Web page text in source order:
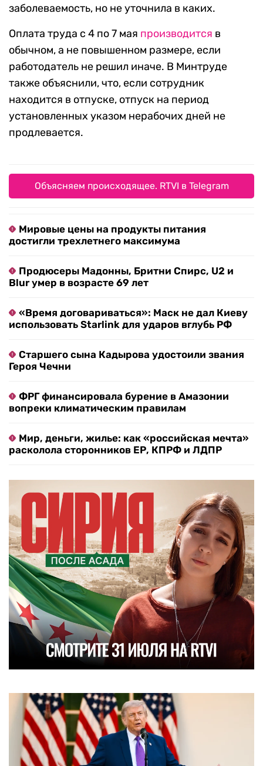
заболеваемость, но не уточнила в каких.
Оплата труда с 4 по 7 мая производится в
обычном, а не повышенном размере, если
работодатель не решил иначе. В Минтруде
также объяснили, что, если сотрудник
находится в отпуске, отпуск на период
установленных указом нерабочих дней не
продлевается.
Объясняем происходящее. RTVI в Telegram
Мировые цены на продукты питания
достигли трехлетнего максимума
Продюсеры Мадонны, Бритни Спирс, U2 и
Blur умер в возрасте 69 лет
«Время договариваться»: Маск не дал Киеву
использовать Starlink для ударов вглубь РФ
Старшего сына Кадырова удостоили звания
Героя Чечни
ФРГ финансировала бурение в Амазонии
вопреки климатическим правилам
Мир, деньги, жилье: как «российская мечта»
расколола сторонников ЕР, КПРФ и ЛДПР